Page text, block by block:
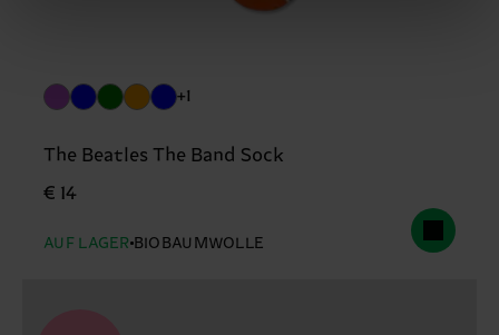
+1
The Beatles The Band Sock
€ 14
AUF LAGER BIOBAUMWOLLE